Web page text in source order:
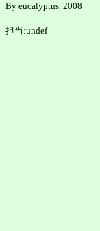
By eucalyptus. 2008
担当:undef